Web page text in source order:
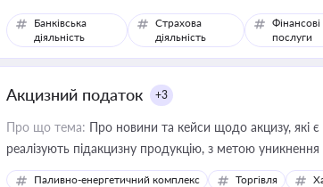
Банківська
діяльність
Страхова
діяльність
Фінансові
послуги
Акцизний податок +3
Про що тема: Про новини та кейси щодо акцизу, які
реалізують підакцизну продукцію, з метою
Паливно-енергетичний комплекс Торгівля